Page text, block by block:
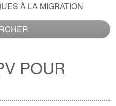
À LA MIGRATION
POUR